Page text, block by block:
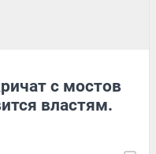
с мостов
властям.